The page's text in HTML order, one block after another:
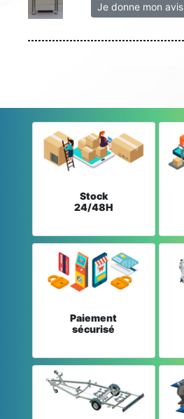
Je donne mon avis
Stock
24/48H
Paiement
sécurisé